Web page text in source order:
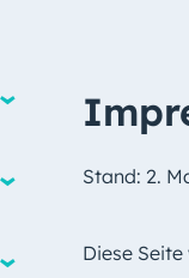
Stand: 2.
Diese